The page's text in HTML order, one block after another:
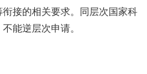
接的相关要求。同层次国家科
能逆层次申请。